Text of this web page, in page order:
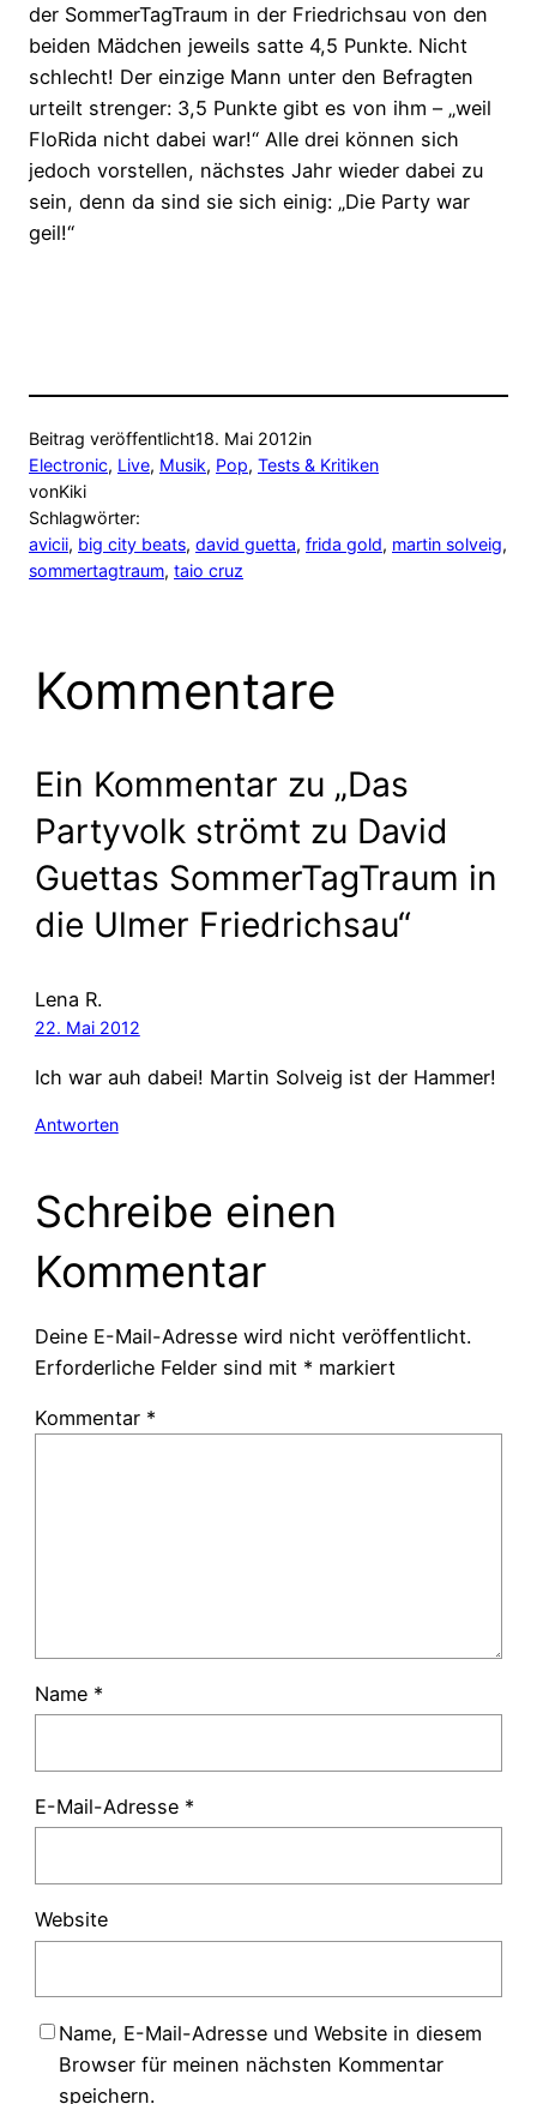
der SommerTagTraum in der Friedrichsau von den
beiden Mädchen jeweils satte 4,5 Punkte. Nicht
schlecht! Der einzige Mann unter den Befragten
urteilt strenger: 3,5 Punkte gibt es von ihm – „weil
FloRida nicht dabei war!“ Alle drei können sich
jedoch vorstellen, nächstes Jahr wieder dabei zu
sein, denn da sind sie sich einig: „Die Party war
geil!“
Beitrag veröffentlicht18. Mai 2012in
Electronic, Live, Musik, Pop, Tests & Kritiken
vonKiki
Schlagwörter:
avicii, big city beats, david guetta, frida gold, martin solveig
sommertagtraum, taio cruz
Kommentare
Ein Kommentar zu „Das
Partyvolk strömt zu David
Guettas SommerTagTraum in
die Ulmer Friedrichsau“
Lena R.
22. Mai 2012
Ich war auh dabei! Martin Solveig ist der Hammer!
Antworten
Schreibe einen
Kommentar
Deine E-Mail-Adresse wird nicht veröffentlicht.
Erforderliche Felder sind mit * markiert
Kommentar *
Name *
E-Mail-Adresse *
Website
Name, E-Mail-Adresse und Website in diesem
Browser für meinen nächsten Kommentar
speichern.